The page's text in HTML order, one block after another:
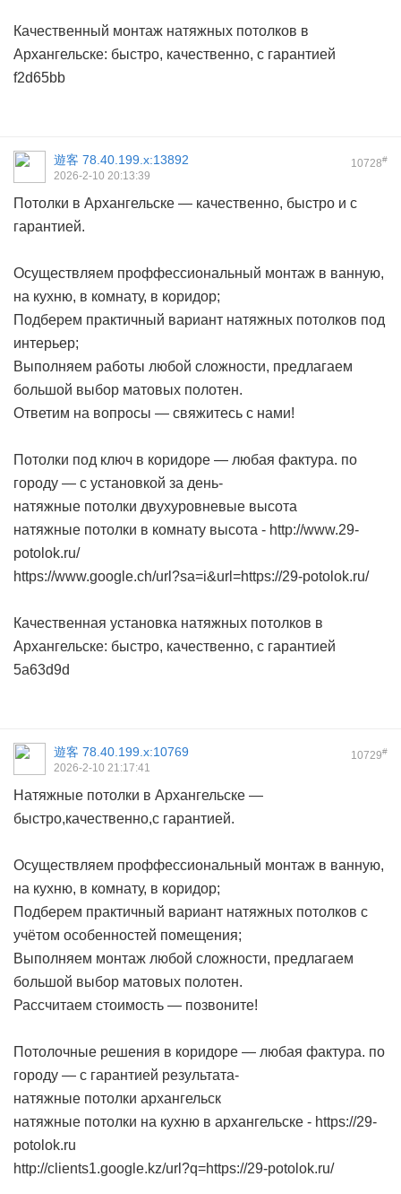
Качественный монтаж натяжных потолков в
Архангельске: быстро, качественно, с гарантией
f2d65bb
10728#
遊客 78.40.199.x:13892
2026-2-10 20:13:39
Потолки в Архангельске — качественно, быстро и с
гарантией.
Осуществляем проффессиональный монтаж в ванную,
на кухню, в комнату, в коридор;
Подберем практичный вариант натяжных потолков под
интерьер;
Выполняем работы любой сложности, предлагаем
большой выбор матовых полотен.
Ответим на вопросы — свяжитесь с нами!
Потолки под ключ в коридоре — любая фактура. по
городу — с установкой за день-
натяжные потолки двухуровневые высота
натяжные потолки в комнату высота - http://www.29-
potolok.ru/
https://www.google.ch/url?sa=i&url=https://29-potolok.ru/
Качественная установка натяжных потолков в
Архангельске: быстро, качественно, с гарантией
5a63d9d
10729#
遊客 78.40.199.x:10769
2026-2-10 21:17:41
Натяжные потолки в Архангельске —
быстро,качественно,с гарантией.
Осуществляем проффессиональный монтаж в ванную,
на кухню, в комнату, в коридор;
Подберем практичный вариант натяжных потолков с
учётом особенностей помещения;
Выполняем монтаж любой сложности, предлагаем
большой выбор матовых полотен.
Рассчитаем стоимость — позвоните!
Потолочные решения в коридоре — любая фактура. по
городу — с гарантией результата-
натяжные потолки архангельск
натяжные потолки на кухню в архангельске - https://29-
potolok.ru
http://clients1.google.kz/url?q=https://29-potolok.ru/